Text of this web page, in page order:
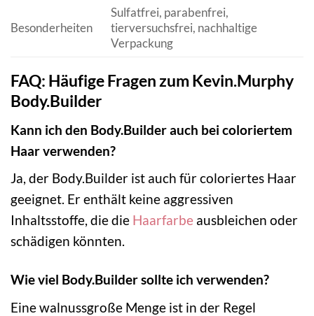
Besonderheiten
Sulfatfrei, parabenfrei,
tierversuchsfrei, nachhaltige
Verpackung
FAQ: Häufige Fragen zum Kevin.Murphy
Body.Builder
Kann ich den Body.Builder auch bei coloriertem
Haar verwenden?
Ja, der Body.Builder ist auch für coloriertes Haar
geeignet. Er enthält keine aggressiven
Inhaltsstoffe, die die Haarfarbe ausbleichen oder
schädigen könnten.
Wie viel Body.Builder sollte ich verwenden?
Eine walnussgroße Menge ist in der Regel